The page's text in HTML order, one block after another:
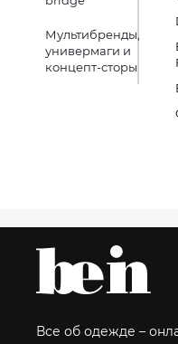
Мультибренды,
универмаги и
концепт-сторы
Все об одежде –